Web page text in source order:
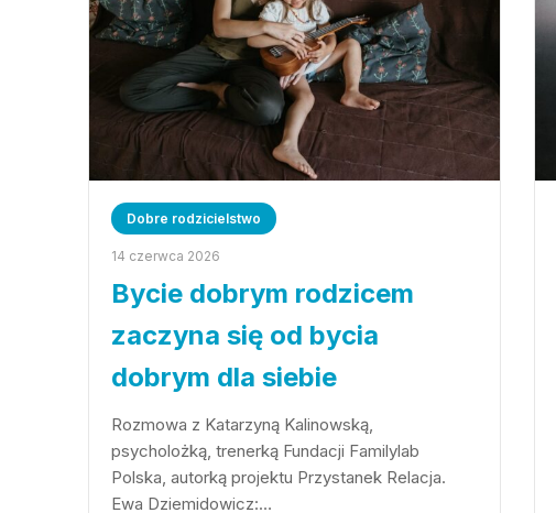
Dobre rodzicielstwo
14 czerwca 2026
Bycie dobrym rodzicem
zaczyna się od bycia
dobrym dla siebie
Rozmowa z Katarzyną Kalinowską,
psycholożką, trenerką Fundacji Familylab
Polska, autorką projektu Przystanek Relacja.
Ewa Dziemidowicz:…